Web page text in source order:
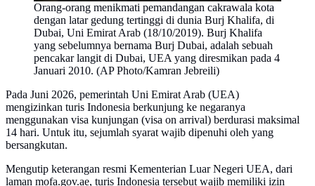
Orang-orang menikmati pemandangan cakrawala kota
dengan latar gedung tertinggi di dunia Burj Khalifa, di
Dubai, Uni Emirat Arab (18/10/2019). Burj Khalifa
yang sebelumnya bernama Burj Dubai, adalah sebuah
pencakar langit di Dubai, UEA yang diresmikan pada 4
Januari 2010. (AP Photo/Kamran Jebreili)
Pada Juni 2026, pemerintah Uni Emirat Arab (UEA)
mengizinkan turis Indonesia berkunjung ke negaranya
menggunakan visa kunjungan (visa on arrival) berdurasi maksimal
14 hari. Untuk itu, sejumlah syarat wajib dipenuhi oleh yang
bersangkutan.
Mengutip keterangan resmi Kementerian Luar Negeri UEA, dari
laman mofa.gov.ae, turis Indonesia tersebut wajib memiliki izin